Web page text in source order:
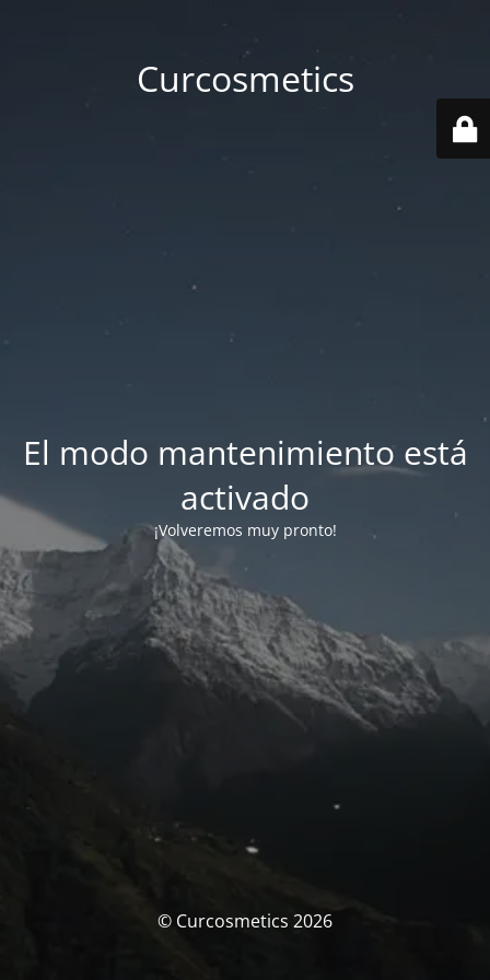
Curcosmetics
El modo mantenimiento está
activado
¡Volveremos muy pronto!
© Curcosmetics 2026